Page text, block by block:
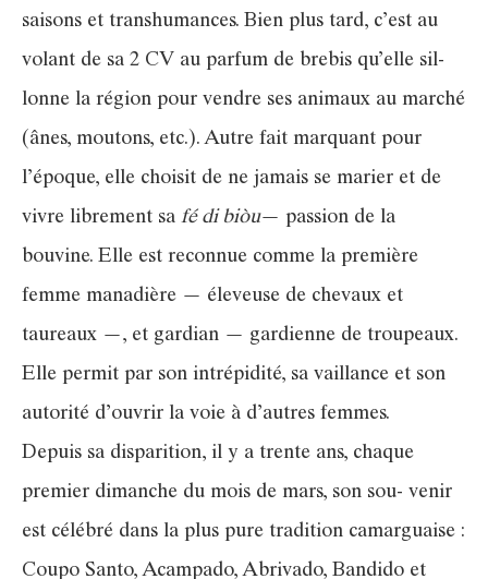
saisons et transhumances. Bien plus tard, c’est au
volant de sa 2 CV au parfum de brebis qu’elle sil-
lonne la région pour vendre ses animaux au marché
(ânes, moutons, etc.). Autre fait marquant pour
l’époque, elle choisit de ne jamais se marier et de
vivre librement sa fé di biòu— passion de la
bouvine. Elle est reconnue comme la première
femme manadière — éleveuse de chevaux et
taureaux —, et gardian — gardienne de troupeaux.
Elle permit par son intrépidité, sa vaillance et son
autorité d’ouvrir la voie à d’autres femmes.
Depuis sa disparition, il y a trente ans, chaque
premier dimanche du mois de mars, son sou- venir
est célébré dans la plus pure tradition camarguaise :
Coupo Santo, Acampado, Abrivado, Bandido et